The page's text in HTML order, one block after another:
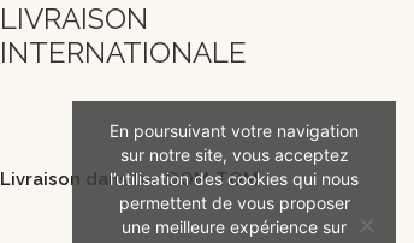
LIVRAISON
INTERNATIONALE
Livraison dans les DOM-TOM
En poursuivant votre navigation
sur notre site, vous acceptez
l’utilisation des cookies qui nous
permettent de vous proposer
une meilleure expérience sur